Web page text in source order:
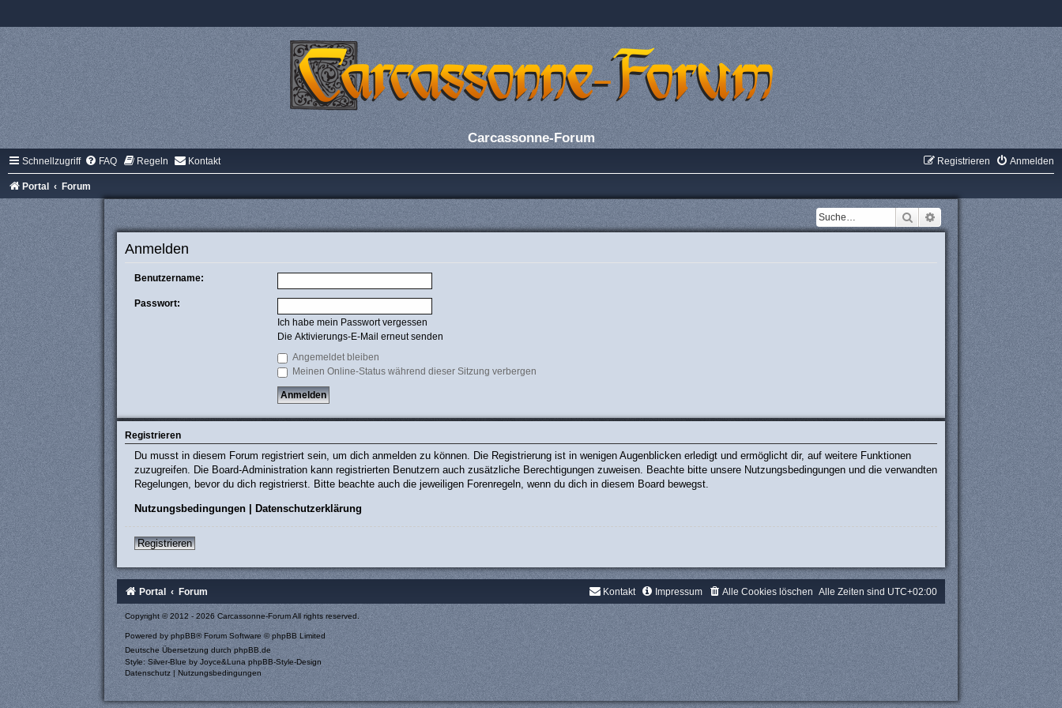
Carcassonne-Forum
Schnellzugriff FAQ Regeln Kontakt Anmelden
Registrieren
Portal Forum
Suche Erweiterte Suche
Anmelden
Benutzername:
Passwort:
Ich habe mein Passwort vergessen
Die Aktivierungs-E-Mail erneut senden
Angemeldet bleiben
Meinen Online-Status während dieser Sitzung verbergen
Registrieren
Du musst in diesem Forum registriert sein, um dich anmelden zu können. Die Registrierung ist in wenigen Augenblicken erledigt und ermöglicht dir, auf weitere Funktionen
zuzugreifen. Die Board-Administration kann registrierten Benutzern auch zusätzliche Berechtigungen zuweisen. Beachte bitte unsere Nutzungsbedingungen und die verwandten
Regelungen, bevor du dich registrierst. Bitte beachte auch die jeweiligen Forenregeln, wenn du dich in diesem Board bewegst.
Nutzungsbedingungen| Datenschutzerklärung
Registrieren
Portal Forum Alle Zeiten sind UTC+02:00
Alle Cookies löschen
Impressum
Kontakt
Copyright © 2012 - 2026 Carcassonne-Forum All rights reserved.
Powered by phpBB® Forum Software © phpBB Limited
Deutsche Übersetzung durchphpBB.de
Style: Silver-Blue by Joyce&Luna phpBB-Style-Design
Datenschutz | Nutzungsbedingungen